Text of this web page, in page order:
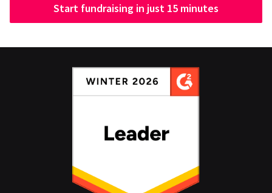
Start fundraising in just 15 minutes